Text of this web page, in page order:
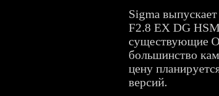
Sigmа
F2.8 EX DG
существующие
большинство
цену
версий.